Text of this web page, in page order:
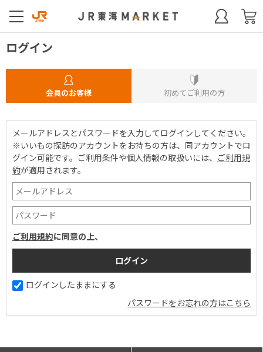
ログイン
会員のお客様 初めてご利用の方
メールアドレスとパスワードを入力してログインしてください。
※いいもの探訪のアカウントをお持ちの方は、同アカウントでロ
グイン可能です。 ご利用条件や個人情報の取扱いには、 ご利用規
約が適用されます。
ご利用規約に同意の上、
ログインしたままにする
パスワードをお忘れの方はこちら